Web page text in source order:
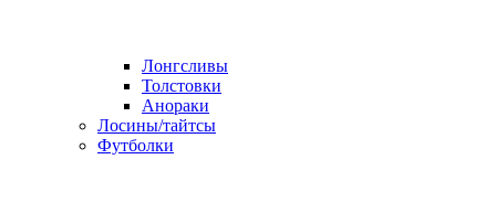
Лонгсливы
Толстовки
Анораки
Лосины/тайтсы
Футболки